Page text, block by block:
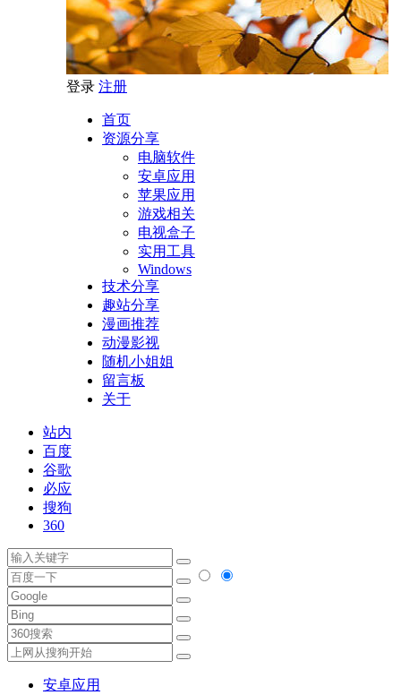
登录 注册
首页
资源分享
电脑软件
安卓应用
苹果应用
游戏相关
电视盒子
实用工具
Windows
技术分享
趣站分享
漫画推荐
动漫影视
随机小姐姐
留言板
关于
站内
百度
谷歌
必应
搜狗
360
安卓应用